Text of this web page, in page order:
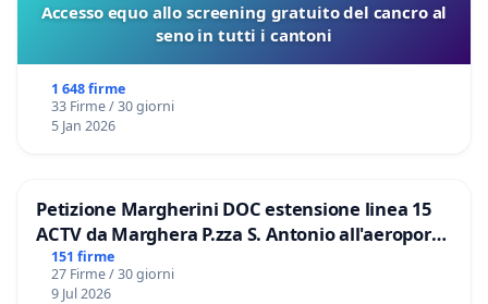
Accesso equo allo screening gratuito del cancro al
seno in tutti i cantoni
1 648 firme
33 Firme / 30 giorni
5 Jan 2026
Petizione Margherini DOC estensione linea 15
ACTV da Marghera P.zza S. Antonio all'aeroporto
Marco Polo tariffa a € 1,50
151 firme
27 Firme / 30 giorni
9 Jul 2026